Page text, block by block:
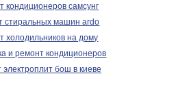
кондиционеров самсунг
стиральных машин ardo
холодильников на дому
и ремонт кондиционеров
электроплит бош в киеве